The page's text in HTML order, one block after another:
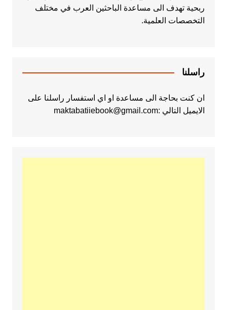
ربحية تهدف الى مساعدة الباحثين العرب في مختلف
التخصصات العلمية.
راسلنا
ان كنت بحاجة الى مساعدة او اي استفسار راسلنا على
الايميل التالي :maktabatiiebook@gmail.com